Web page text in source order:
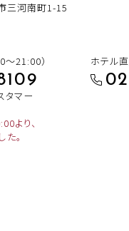
三河南町1-15
21:00）
タマー
より、
。
ホテル